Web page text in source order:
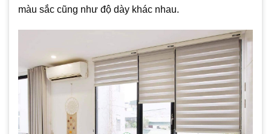
màu sắc cũng như độ dày khác nhau.